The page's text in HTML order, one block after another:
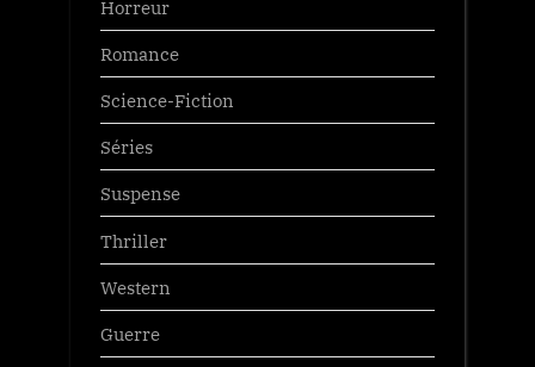
Horreur
Romance
Science-Fiction
Séries
Suspense
Thriller
Western
Guerre